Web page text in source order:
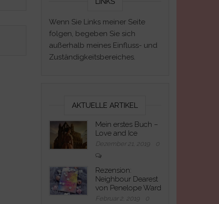
Wenn Sie Links meiner Seite
folgen, begeben Sie sich
außerhalb meines Einfluss- und
Zuständigkeitsbereiches.
AKTUELLE ARTIKEL
Mein erstes Buch –
Love and Ice
Dezember 21, 2019 0
Rezension:
Neighbour Dearest
von Penelope Ward
Februar 2, 2019 0